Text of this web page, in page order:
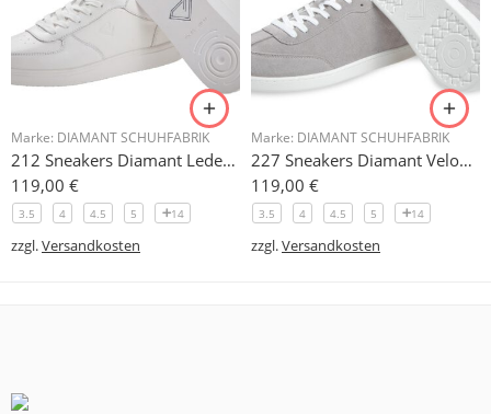
Marke: DIAMANT SCHUHFABRIK
212 Sneakers Diamant Leder weiss, drehfreudige Kunststoffsohle
119,00 €
3.5 4 4.5 5 14
zzgl.Versandkosten
Marke: DIAMANT SCHUHFABRIK
227 Sneakers Diamant Veloursleder hellgrau, drehfreudige Kunststoffsohle
119,00 €
3.5 4 4.5 5 14
zzgl.Versandkosten